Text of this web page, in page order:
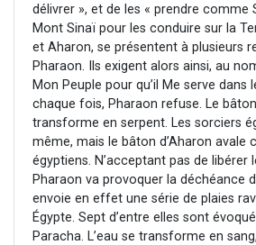
délivrer », et de les « prendre comme
Mont Sinaï pour les conduire sur la
et Aharon, se présentent à plusieurs
Pharaon. Ils exigent alors ainsi, au
Mon Peuple pour qu’il Me serve dans
chaque fois, Pharaon refuse. Le
transforme en serpent. Les sorciers
même, mais le bâton d’Aharon avale
égyptiens. N’acceptant pas de libérer
Pharaon va provoquer la déchéance
envoie en effet une série de plaies
Égypte. Sept d’entre elles sont
Paracha. L’eau se transforme en